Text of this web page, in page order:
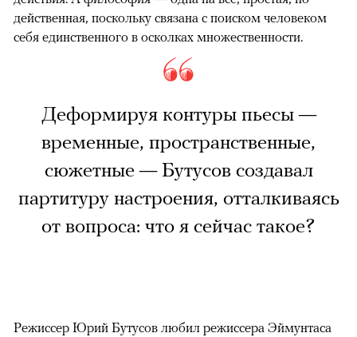
действенная, поскольку связана с поиском человеком
себя единственного в осколках множественности.
Деформируя контуры пьесы —
временные, пространственные,
сюжетные — Бутусов создавал
партитуру настроения, отталкиваясь
от вопроса: что я сейчас такое?
Режиссер Юрий Бутусов любил режиссера Эймунтаса